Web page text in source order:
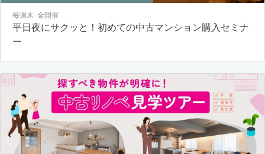
毎週木･金開催
平日夜にサクッと！初めての中古マンション購入セミナ
ー